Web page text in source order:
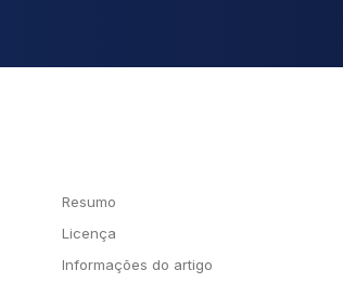
Resumo
Licença
Informações do artigo